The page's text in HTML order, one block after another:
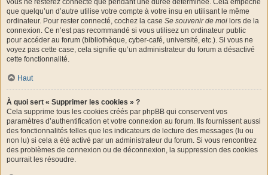
vous ne resterez connecté que pendant une durée déterminée. Cela empêche
que quelqu’un d’autre utilise votre compte à votre insu en utilisant le même
ordinateur. Pour rester connecté, cochez la case Se souvenir de moi lors de la
connexion. Ce n’est pas recommandé si vous utilisez un ordinateur public
pour accéder au forum (bibliothèque, cyber-café, université, etc.). Si vous ne
voyez pas cette case, cela signifie qu’un administrateur du forum a désactivé
cette fonctionnalité.
Haut
À quoi sert « Supprimer les cookies » ?
Cela supprime tous les cookies créés par phpBB qui conservent vos
paramètres d’authentification et votre connexion au forum. Ils fournissent aussi
des fonctionnalités telles que les indicateurs de lecture des messages (lu ou
non lu) si cela a été activé par un administrateur du forum. Si vous rencontrez
des problèmes de connexion ou de déconnexion, la suppression des cookies
pourrait les résoudre.